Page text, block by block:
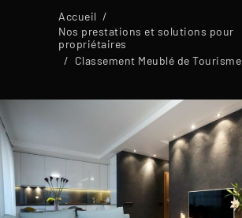
Accueil /
Nos prestations et solutions pour
propriétaires
/ Classement Meublé de Tourisme